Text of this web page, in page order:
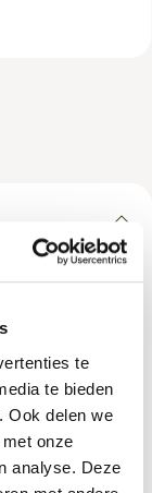
te
te bieden
Ook delen we
onze
analyse. Deze
Dit is een
coating deels
plaatsing het
voor de
op dat
volledig kan
bij het kiezen